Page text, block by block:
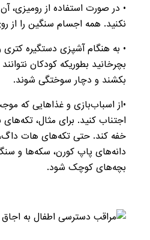
• در صورت استفاده از رومیزی، آن
نکنید. همه اجسام سنگین را از
• به هنگام آشپزی دستگیره
بچرخانید بطوریکه کودکان
بکشند و دچار سوختگی شوند.
•از اسباب‌بازی و غذاهایی که
اجتناب کنید. برای مثال،
خفه کند. حتی تکه‌های هات داگ،
دانه‌های پاپ کورن، سکه‌ها و
بچه‌های کوچک شود.